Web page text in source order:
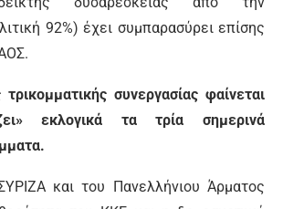
92%) έχει συμπαρασύρει επίσης
συνεργασίας φαίνεται
εκλογικά τα τρία σημερινά
και του Πανελλήνιου Άρματος